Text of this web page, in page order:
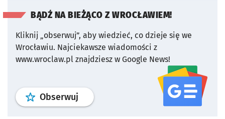
BĄDŹ NA BIEŻĄCO Z WROCŁAWIEM!
Kliknij „obserwuj”, aby wiedzieć, co dzieje się we
Wrocławiu. Najciekawsze wiadomości z
www.wroclaw.pl znajdziesz w Google News!
Obserwuj profil serwisu